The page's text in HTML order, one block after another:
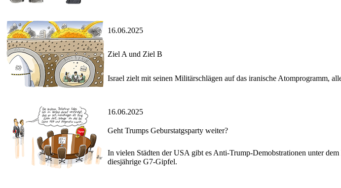
16.06.2025
Ziel A und Ziel B
Israel zielt mit seinen Militärschlägen auf das iranische Atomprogramm,
16.06.2025
Geht Trumps Geburstatgsparty weiter?
In vielen Städten der USA gibt es Anti-Trump-Demobstrationen unter
diesjährige G7-Gipfel.